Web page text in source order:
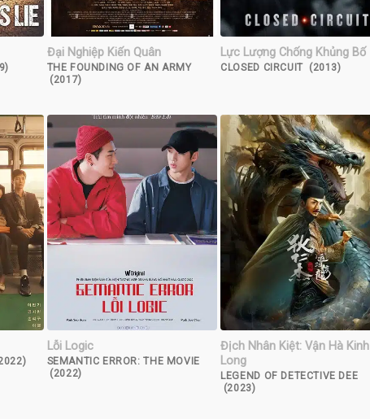
Đại Nghiệp Kiến Quân
THE FOUNDING OF AN ARMY
(2017)
Lực Lượng Chống Khủng Bố
CLOSED CIRCUIT (2013)
Lỗi Logic
SEMANTIC ERROR: THE MOVIE
(2022)
Địch Nhân Kiệt: Vận Hà Kinh
Long
LEGEND OF DETECTIVE DEE
(2023)